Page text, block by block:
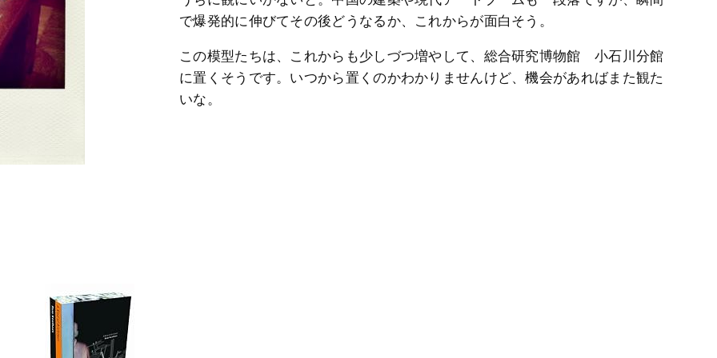
で爆発的に伸びてその後どうなるか、これからが面白そう。
この模型たちは、これからも少しづつ増やして、総合研究博物館 小石川分館
に置くそうです。いつから置くのかわかりませんけど、機会があればまた観た
いな。